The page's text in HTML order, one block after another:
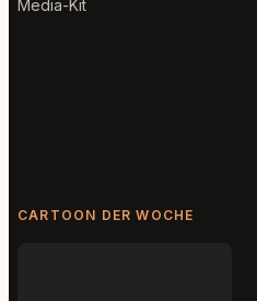
Media-Kit
CARTOON DER WOCHE